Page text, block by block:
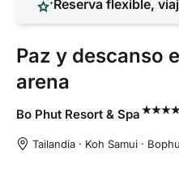
Reserva flexible,
Paz y descanso
arena
Bo Phut Resort & Spa
Tailandia · Koh Samui ·